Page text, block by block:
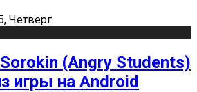
Четверг
(Angry Students)
игры на Android